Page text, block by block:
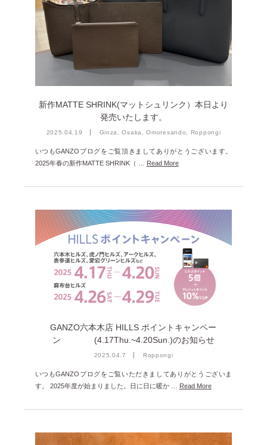
2022年2月 [2]
2019年12月 [1]
2019年3月 [1]
2018年5月 [1]
新作MATTE SHRINK(マットシュリンク）本日より
発売いたします。
2025.04.19 Ginza, Osaka, Omotesando, Roppongi
いつもGANZOブログをご覧頂きましてありがとうございます。
2025年春の新作MATTE SHRINK（ …
Read More
GANZO六本木店 HILLS ポイントキャンペー
ン (4.17Thu.~4.20Sun.)のお知らせ
2025.04.7 Roppongi
いつもGANZOブログをご覧いただきましてありがとうございま
す。 2025年度が始まりました。日に日に暖か …
Read More